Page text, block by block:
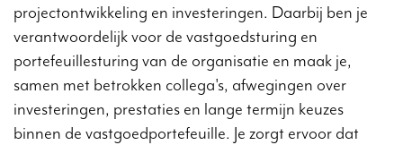
projectontwikkeling en investeringen. Daarbij ben je
verantwoordelijk voor de vastgoedsturing en
portefeuillesturing van de organisatie en maak je,
samen met betrokken collega's, afwegingen over
investeringen, prestaties en lange termijn keuzes
binnen de vastgoedportefeuille. Je zorgt ervoor dat